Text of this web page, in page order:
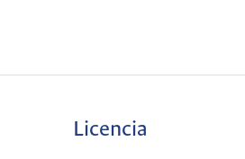
Licencia